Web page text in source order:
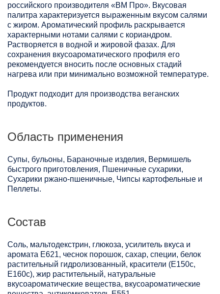
российского производителя «ВМ Про». Вкусовая
палитра характеризуется выраженным вкусом салями
с жиром. Ароматический профиль раскрывается
характерными нотами салями с кориандром.
Растворяется в водной и жировой фазах. Для
сохранения вкусоароматического профиля его
рекомендуется вносить после основных стадий
нагрева или при минимально возможной температуре.
Продукт подходит для производства веганских
продуктов.
Область применения
Супы, бульоны, Бараночные изделия, Вермишель
быстрого приготовления, Пшеничные сухарики,
Сухарики ржано-пшеничные, Чипсы картофельные и
Пеллеты.
Состав
Соль, мальтодекстрин, глюкоза, усилитель вкуса и
аромата Е621, чеснок порошок, сахар, специи, белок
растительный гидролизованный, красители (Е150с,
Е160с), жир растительный, натуральные
вкусоароматические вещества, вкусоароматические